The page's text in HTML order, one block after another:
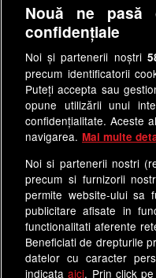
Nouă ne pasă
confidențiale
Noi și partenerii noștri
precum identificatorii
Puteți accepta sau
opune utilizării unui
confidențialitate. Aceste
navigarea. Mai multe
Noi si partenerii nostri
precum si furnizorii
permite website-ului sa
publicitare afisate in
functionalitati aferente
Beneficiati de drepturile
datelor cu caracter
indicataaici. Prin click pe